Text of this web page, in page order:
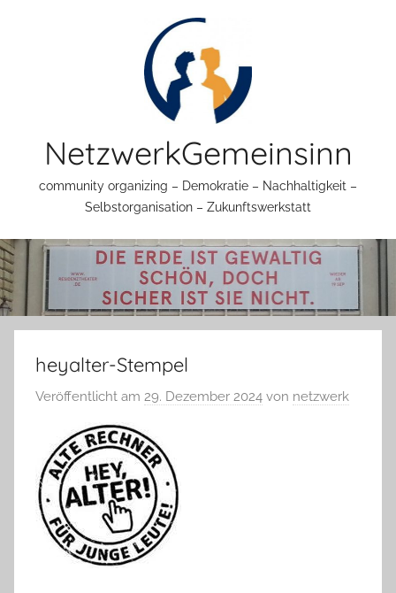
NetzwerkGemeinsinn
community organizing – Demokratie – Nachhaltigkeit –
Selbstorganisation – Zukunftswerkstatt
heyalter-Stempel
Veröffentlicht am 29. Dezember 2024 von netzwerk